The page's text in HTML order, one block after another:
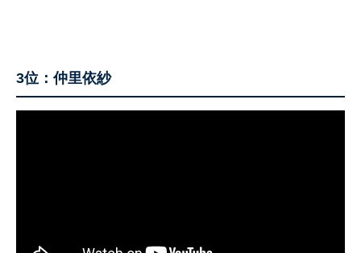
3位：仲里依紗